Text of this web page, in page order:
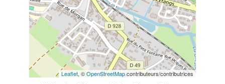
Leaflet, ©OpenStreetMapcontributeurs/contributrices